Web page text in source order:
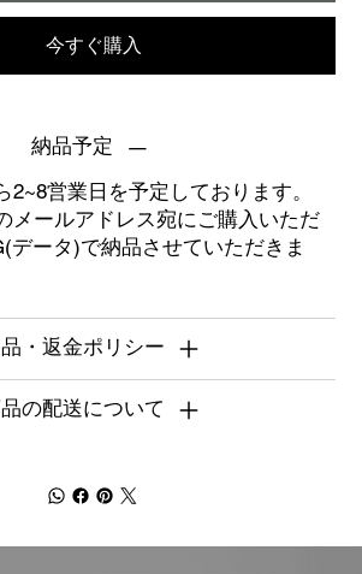
今すぐ購入
納品予定
2~8営業日を予定しております。
メールアドレス宛にご購入いただ
データ)で納品させていただきま
・返金ポリシー
の配送について